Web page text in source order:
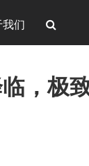
们
，极